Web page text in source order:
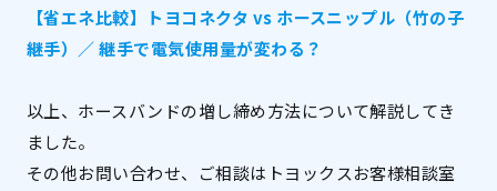
【省エネ比較】トヨコネクタ vs ホースニップル（竹の子
継手）／ 継手で電気使用量が変わる？
以上、ホースバンドの増し締め方法について解説してき
ました。
その他お問い合わせ、ご相談はトヨックスお客様相談室